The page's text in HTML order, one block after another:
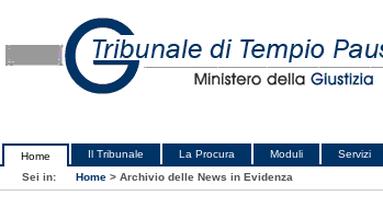
Home Il Tribunale La Procura Moduli Servizi
Sei in:
Home > Archivio delle News in Evidenza